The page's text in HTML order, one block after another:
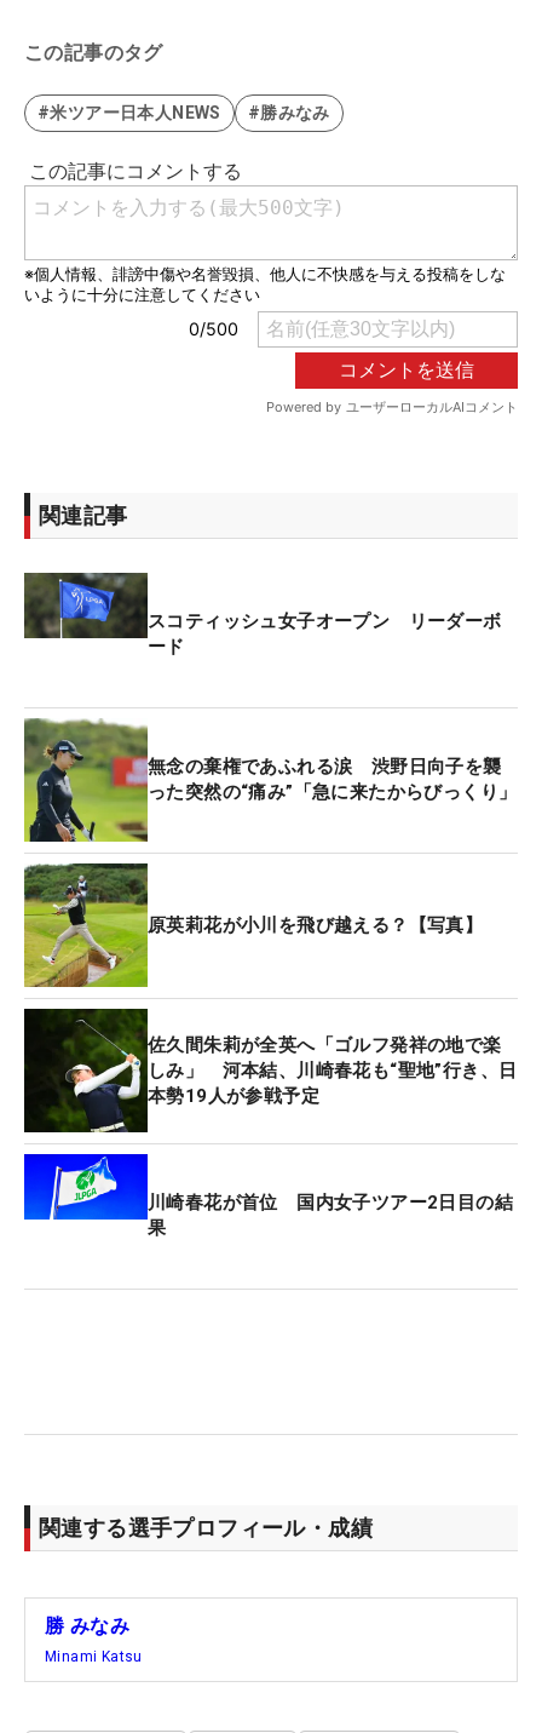
この記事のタグ
#米ツアー日本人NEWS #勝みなみ
関連記事
スコティッシュ女子オープン リーダーボ
ード
無念の棄権であふれる涙 渋野日向子を襲
った突然の“痛み”「急に来たからびっくり」
原英莉花が小川を飛び越える？【写真】
佐久間朱莉が全英へ「ゴルフ発祥の地で楽
しみ」 河本結、川崎春花も“聖地”行き、日
本勢19人が参戦予定
川崎春花が首位 国内女子ツアー2日目の結
果
関連する選手プロフィール・成績
勝 みなみ
Minami Katsu